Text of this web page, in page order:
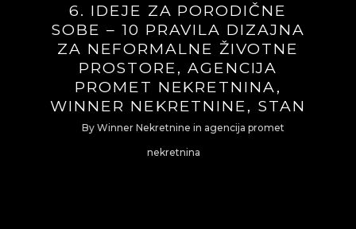
6. IDEJE ZA PORODIČNE
SOBE – 10 PRAVILA DIZAJNA
ZA NEFORMALNE ŽIVOTNE
PROSTORE, AGENCIJA
PROMET NEKRETNINA,
WINNER NEKRETNINE, STAN
By Winner Nekretnine in agencija promet
nekretnina